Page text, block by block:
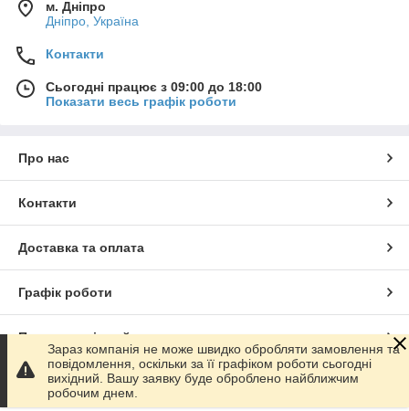
м. Дніпро
Дніпро, Україна
Контакти
Сьогодні працює з 09:00 до 18:00
Показати весь графік роботи
Про нас
Контакти
Доставка та оплата
Графік роботи
Повна версія сайту
Сайт створено на маркетплейсіProm.ua
Зараз компанія не може швидко обробляти замовлення та
повідомлення, оскільки за її графіком роботи сьогодні
вихідний. Вашу заявку буде оброблено найближчим
робочим днем.